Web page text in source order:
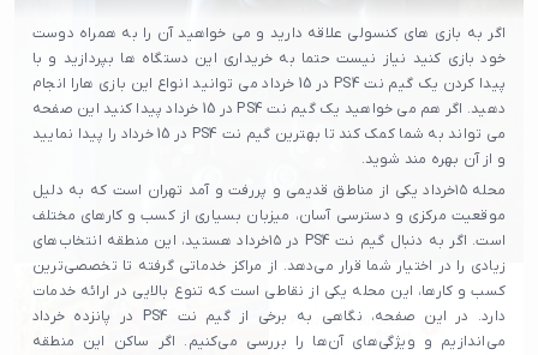
اگر به بازی های کنسولی علاقه دارید و می خواهید آن را به همراه دوست
خود بازی کنید نیاز نیست حتما به خریداری این دستگاه ها بپردازید و با
پیدا کردن یک گیم نت PS4 در 15 خرداد می توانید انواع این بازی هارا انجام
دهید. اگر هم می خواهید یک گیم نت PS4 در 15 خرداد پیدا کنید این صفحه
می تواند به شما کمک کند تا بهترین گیم نت PS4 در 15 خرداد را پیدا نمایید
و از آن بهره مند شوید.
محله ۱۵خرداد یکی از مناطق قدیمی و پررفت و آمد تهران است که به دلیل
موقعیت مرکزی و دسترسی آسان، میزبان بسیاری از کسب و کارهای مختلف
است. اگر به دنبال گیم نت PS4 در ۱۵خرداد هستید، این منطقه انتخاب‌های
زیادی را در اختیار شما قرار می‌دهد. از مراکز خدماتی گرفته تا تخصصی‌ترین
کسب و کارها، این محله یکی از نقاطی است که تنوع بالایی در ارائه خدمات
دارد. در این صفحه، نگاهی به برخی از گیم نت PS4 در پانزده خرداد
می‌اندازیم و ویژگی‌های آن‌ها را بررسی می‌کنیم. اگر ساکن این منطقه